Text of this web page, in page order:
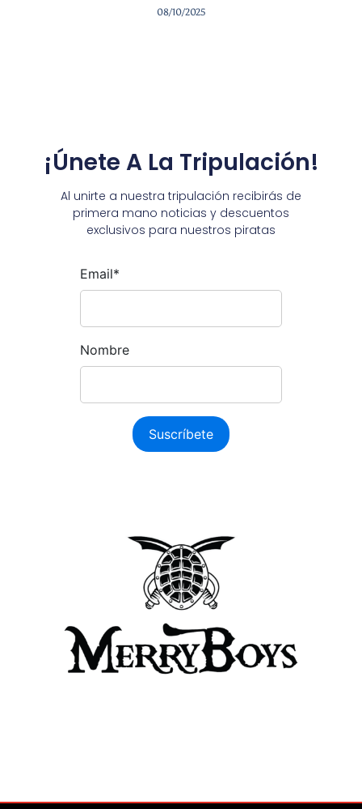
08/10/2025
¡Únete A La Tripulación!
Al unirte a nuestra tripulación recibirás de
primera mano noticias y descuentos
exclusivos para nuestros piratas
Email*
Nombre